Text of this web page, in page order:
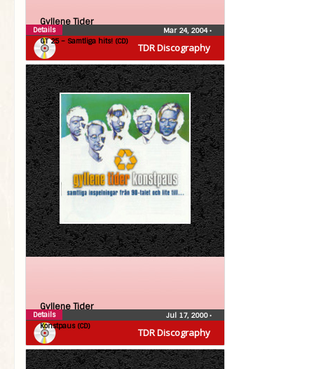
TDR Discography
Gyllene Tider
GT 25 – Samtliga hits! (CD)
Mar 24, 2004•
Details
TDR Discography
Gyllene Tider
Konstpaus (CD)
Jul 17, 2000•
Details